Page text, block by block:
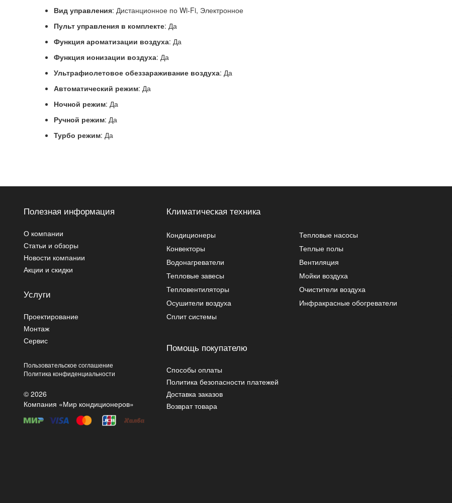
Вид управления: Дистанционное по Wi-Fi, Электронное
Пульт управления в комплекте: Да
Функция ароматизации воздуха: Да
Функция ионизации воздуха: Да
Ультрафиолетовое обеззараживание воздуха: Да
Автоматический режим: Да
Ночной режим: Да
Ручной режим: Да
Турбо режим: Да
Полезная информация
О компании
Статьи и обзоры
Новости компании
Акции и скидки
Услуги
Проектирование
Монтаж
Сервис
Климатическая техника
Кондиционеры
Тепловые насосы
Конвекторы
Теплые полы
Водонагреватели
Вентиляция
Тепловые завесы
Мойки воздуха
Тепловентиляторы
Очистители воздуха
Осушители воздуха
Инфракрасные обогреватели
Сплит системы
Пользовательское соглашение
Политика конфиденциальности
© 2026
Компания «Мир кондиционеров»
Помощь покупателю
Способы оплаты
Политика безопасности платежей
Доставка заказов
Возврат товара